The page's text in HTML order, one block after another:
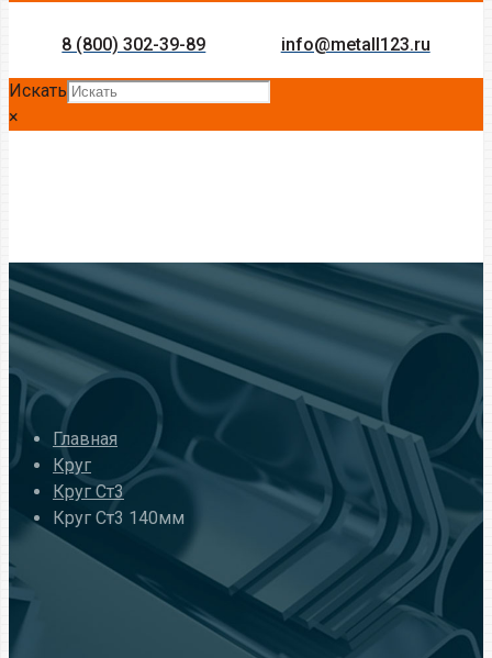
8 (800) 302-39-89 info@metall123.ru
Искать
×
Главная
Круг
Круг Ст3
Круг Ст3 140мм